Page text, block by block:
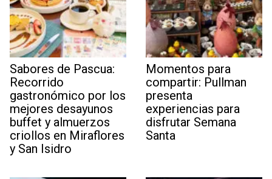
Sabores de Pascua:
Recorrido
gastronómico por los
mejores desayunos
buffet y almuerzos
criollos en Miraflores
y San Isidro
Momentos para
compartir: Pullman
presenta
experiencias para
disfrutar Semana
Santa